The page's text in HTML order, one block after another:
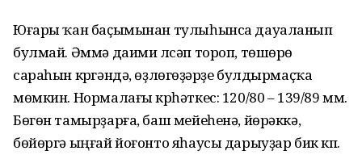
Юғары ҡан баҫымынан тулыһынса дауаланып
булмай. Әммә даими үлсәп тороп, төшөрөү
сараһын күргәндә, өҙлөгөүҙәрҙе булдырмаҫҡа
мөмкин. Нормалағы күрһәткес: 120/80 – 139/89 мм.
Бөгөн тамырҙарға, баш мейеһенә, йөрәккә,
бөйөргә ыңғай йоғонто яһаусы дарыуҙар бик күп.